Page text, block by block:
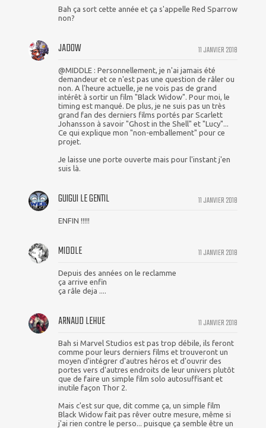
Bah ça sort cette année et ça s'appelle Red Sparrow
non?
11 JANVIER 2018
JADOW
@MIDDLE : Personnellement, je n'ai jamais été
demandeur et ce n'est pas une question de râler ou
non. A l'heure actuelle, je ne vois pas de grand
intérêt à sortir un film "Black Widow". Pour moi, le
timing est manqué. De plus, je ne suis pas un très
grand fan des derniers films portés par Scarlett
Johansson à savoir "Ghost in the Shell" et "Lucy"...
Ce qui explique mon "non-emballement" pour ce
projet.
Je laisse une porte ouverte mais pour l'instant j'en
suis là.
11 JANVIER 2018
GUIGUI LE GENTIL
ENFIN !!!!!
11 JANVIER 2018
MIDDLE
Depuis des années on le reclamme
ça arrive enfin
ça râle deja ....
11 JANVIER 2018
ARNAUD LEHUE
Bah si Marvel Studios est pas trop débile, ils feront
comme pour leurs derniers films et trouveront un
moyen d'intégrer d'autres héros et d'ouvrir des
portes vers d'autres endroits de leur univers plutôt
que de faire un simple film solo autosuffisant et
inutile façon Thor 2.
Mais c'est sur que, dit comme ça, un simple film
Black Widow fait pas rêver outre mesure, même si
j'ai rien contre le perso... puisque ça semble être un